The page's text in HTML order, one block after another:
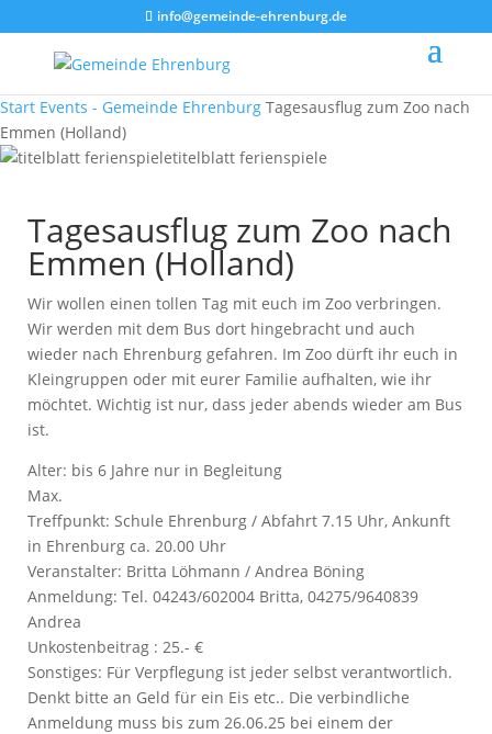
info@gemeinde-ehrenburg.de
Start Events - Gemeinde Ehrenburg Tagesausflug zum Zoo nach
Emmen (Holland)
titelblatt ferienspiele
Tagesausflug zum Zoo nach
Emmen (Holland)
Wir wollen einen tollen Tag mit euch im Zoo verbringen.
Wir werden mit dem Bus dort hingebracht und auch
wieder nach Ehrenburg gefahren. Im Zoo dürft ihr euch in
Kleingruppen oder mit eurer Familie aufhalten, wie ihr
möchtet. Wichtig ist nur, dass jeder abends wieder am Bus
ist.
Alter: bis 6 Jahre nur in Begleitung
Max.
Treffpunkt: Schule Ehrenburg / Abfahrt 7.15 Uhr, Ankunft
in Ehrenburg ca. 20.00 Uhr
Veranstalter: Britta Löhmann / Andrea Böning
Anmeldung: Tel. 04243/602004 Britta, 04275/9640839
Andrea
Unkostenbeitrag : 25.- €
Sonstiges: Für Verpflegung ist jeder selbst verantwortlich.
Denkt bitte an Geld für ein Eis etc.. Die verbindliche
Anmeldung muss bis zum 26.06.25 bei einem der